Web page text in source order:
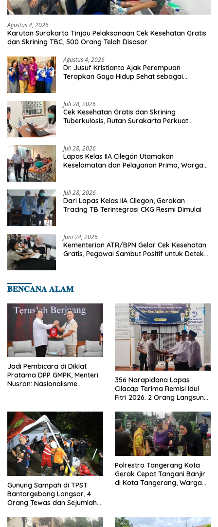
Agustus 4, 2026
Karutan Surakarta Tinjau Pelaksanaan Cek Kesehatan Gratis
dan Skrining TBC, 500 Orang Telah Disasar
Agustus 4, 2026
Dr. Jusuf Kristianto Ajak Perempuan
Terapkan Gaya Hidup Sehat sebagai
Juli 28, 2026
Cek Kesehatan Gratis dan Skrining
Tuberkulosis, Rutan Surakarta Perkuat
Juli 28, 2026
Lapas Kelas IIA Cilegon Utamakan
Keselamatan dan Pelayanan Prima, Warga
Juli 28, 2026
Dari Lapas Kelas IIA Cilegon, Gerakan
Tracing TB Terintegrasi CKG Resmi Dimulai
Juni 24, 2026
Kementerian ATR/BPN Gelar Cek Kesehatan
Gratis, Pegawai Sambut Positif untuk Deteksi
𝐁𝐄𝐍𝐂𝐀𝐍𝐀 𝐀𝐋𝐀𝐌
Jadi Pembicara di Diklat
Pratama DPP GMPK, Menteri
Nusron: Nasionalisme
356 Narapidana Lapas
Cilacap Terima Remisi Idul
Fitri 2026. 2 Orang Langsung
Gunung Sampah di TPST
Bantargebang Longsor, 4
Orang Tewas dan Sejumlah
Polrestro Tangerang Kota
Gerak Cepat Tangani Banjir
di Kota Tangerang, Warga